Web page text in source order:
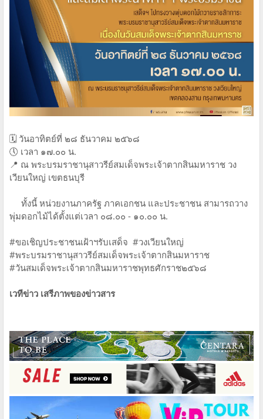
🗓️ วันอาทิตย์ที่ ๒๘ ธันวาคม ๒๕๖๘
🕔 เวลา ๑๗.๐๐ น.
📍 ณ พระบรมราชานุสาวรีย์สมเด็จพระเจ้าตากสินมหาราช วง
เวียนใหญ่ เขตธนบุรี
ทั้งนี้ หน่วยงานภาครัฐ ภาคเอกชน และประชาชน สามารถวาง
พุ่มดอกไม้ได้ตั้งแต่เวลา ๐๘.๐๐ - ๑๐.๐๐ น.
#ขอเชิญประชาชนเฝ้าฯรับเสด็จ #วงเวียนใหญ่
#พระบรมราชานุสาวรีย์สมเด็จพระเจ้าตากสินมหาราช
#วันสมเด็จพระเจ้าตากสินมหาราชพุทธศักราช๒๕๖๘
เวทีข่าว เสรีภาพของข่าวสาร